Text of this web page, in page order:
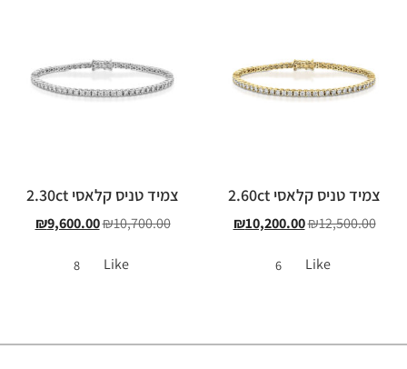
צמיד טניס קלאסי 2.60ct
₪12,500.00
₪10,200.00
Like
6
צמיד טניס קלאסי 2.30ct
₪10,700.00
₪9,600.00
Like
8